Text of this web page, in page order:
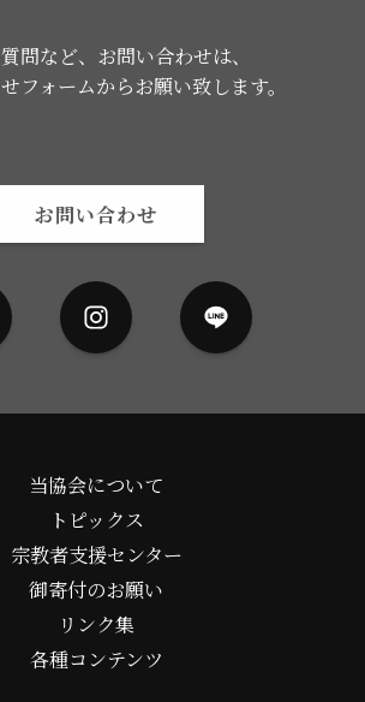
問など、お問い合わせは、
フォームからお願い致します。
お問い合わせ
当協会について
トピックス
宗教者支援センター
御寄付のお願い
リンク集
各種コンテンツ